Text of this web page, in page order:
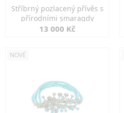
Stříbrný pozlacený přívěs s
přírodními smaragdy
13 000 Kč
NOVÉ